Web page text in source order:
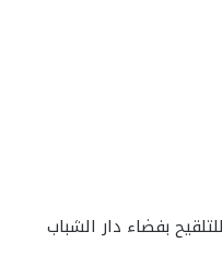
بفضاء دار الشباب